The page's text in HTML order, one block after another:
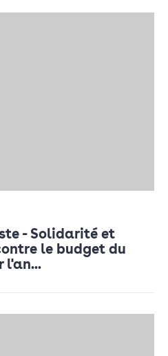
- Solidarité et
le budget du
l'an...